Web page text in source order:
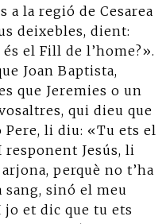
a la regió de Cesarea
deixebles, dient:
el Fill de l’home?».
Joan Baptista,
que Jeremies o un
qui dieu que
Pere, li diu: «Tu ets el
Jesús, li
perquè no t’ha
sinó el meu
jo et dic que tu ets